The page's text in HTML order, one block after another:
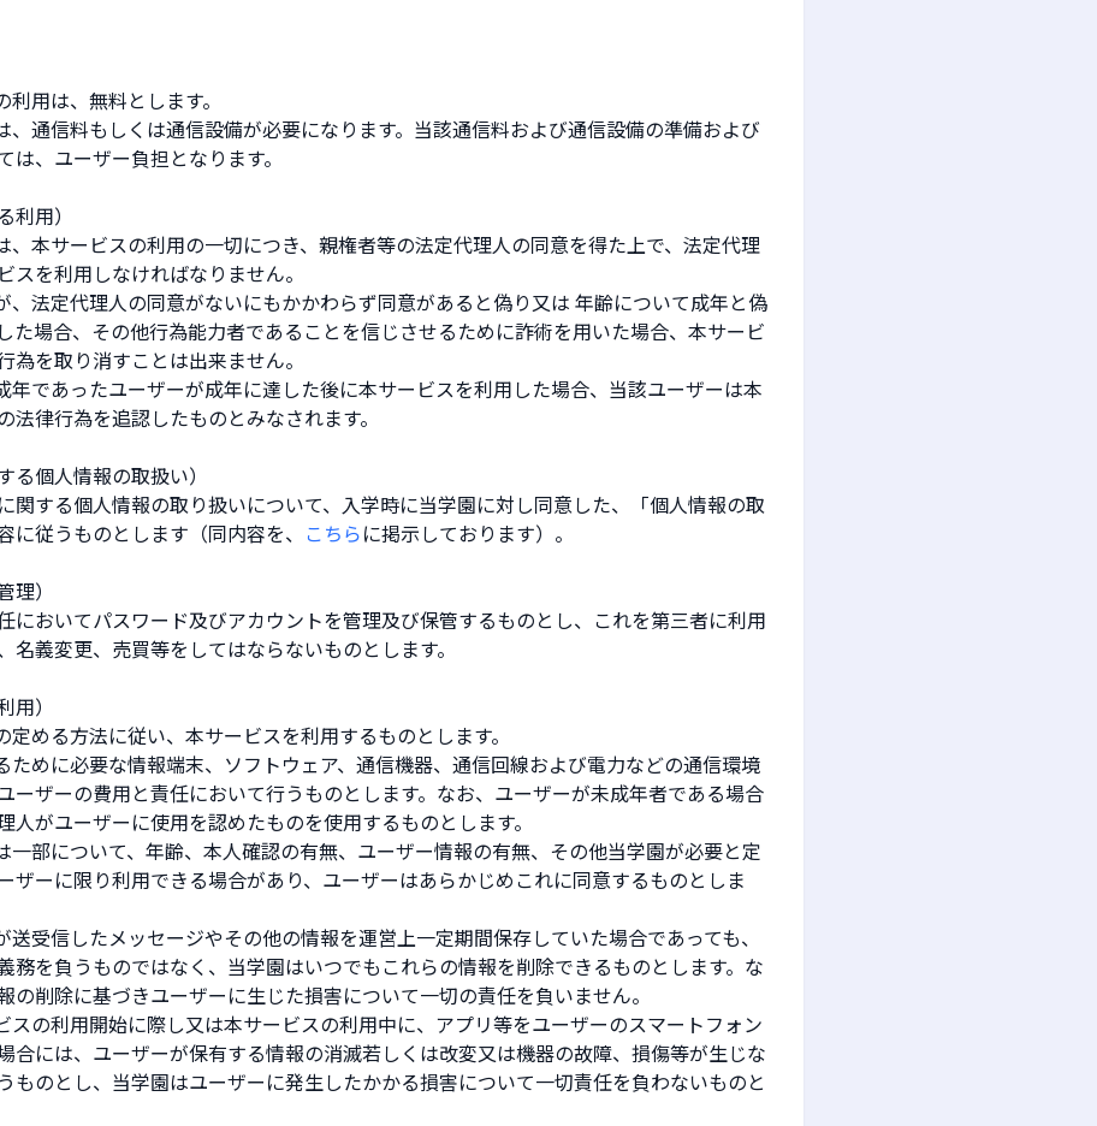
用は、無料とします。
、通信料もしくは通信設備が必要になります。当該通信料および通信設備の準備および
、ユーザー負担となります。
用）
、本サービスの利用の一切につき、親権者等の法定代理人の同意を得た上で、法定代理
スを利用しなければなりません。
、法定代理人の同意がないにもかかわらず同意があると偽り又は 年齢について成年と偽
た場合、その他行為能力者であることを信じさせるために詐術を用いた場合、本サービ
為を取り消すことは出来ません。
年であったユーザーが成年に達した後に本サービスを利用した場合、当該ユーザーは本
法律行為を追認したものとみなされます。
個人情報の取扱い）
関する個人情報の取り扱いについて、入学時に当学園に対し同意した、「個人情報の取
に従うものとします（同内容を、 こちらに掲示しております）。
）
においてパスワード及びアカウントを管理及び保管するものとし、これを第三者に利用
名義変更、売買等をしてはならないものとします。
）
める方法に従い、本サービスを利用するものとします。
ために必要な情報端末、ソフトウェア、通信機器、通信回線および電力などの通信環境
ーザーの費用と責任において行うものとします。なお、ユーザーが未成年者である場合
人がユーザーに使用を認めたものを使用するものとします。
一部について、年齢、本人確認の有無、ユーザー情報の有無、その他当学園が必要と定
ザーに限り利用できる場合があり、ユーザーはあらかじめこれに同意するものとしま
受信したメッセージやその他の情報を運営上一定期間保存していた場合であっても、
務を負うものではなく、当学園はいつでもこれらの情報を削除できるものとします。な
の削除に基づきユーザーに生じた損害について一切の責任を負いません。
スの利用開始に際し又は本サービスの利用中に、アプリ等をユーザーのスマートフォン
合には、ユーザーが保有する情報の消滅若しくは改変又は機器の故障、損傷等が生じな
ものとし、当学園はユーザーに発生したかかる損害について一切責任を負わないものと